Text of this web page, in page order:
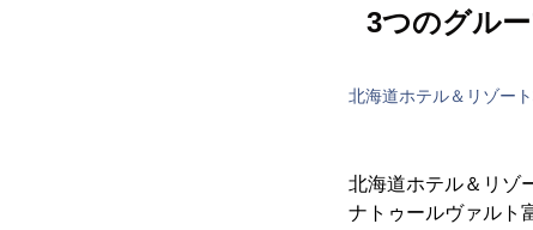
3つのグル
北海道ホテル＆リゾー
北海道ホテル＆リゾ
ナトゥールヴァルト